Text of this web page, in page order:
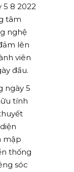
5 8 2022
tâm
nghệ
lên
viên
đầu.
ngày 5
tính
mập
thống
sóc